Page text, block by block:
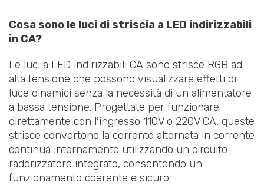
Cosa sono le luci di striscia a LED indirizzabili
in CA?
Le luci a LED indirizzabili CA sono strisce RGB ad
alta tensione che possono visualizzare effetti di
luce dinamici senza la necessità di un alimentatore
a bassa tensione. Progettate per funzionare
direttamente con l'ingresso 110V o 220V CA, queste
strisce convertono la corrente alternata in corrente
continua internamente utilizzando un circuito
raddrizzatore integrato, consentendo un
funzionamento coerente e sicuro.